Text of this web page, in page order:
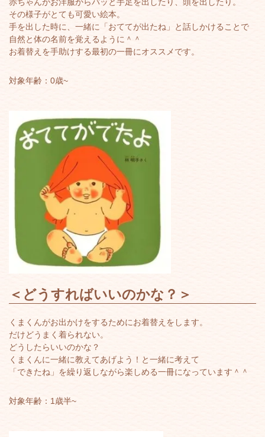
その様子がとても可愛い絵本。
手を出した時に、一緒に「おててが出たね」と話しかけることで
自然と体の名前を覚えるように＾＾
お着替えを手助けする最初の一冊にオススメです。
対象年齢：0歳~
＜ どうすればいいのかな？ ＞
くまくんがお出かけをするためにお着替えをします。
だけどうまく着られない。
どうしたらいいのかな？
くまくんに一緒に教えてあげよう！と一緒に考えて
「できたね」を繰り返しながら楽しめる一冊になっています＾＾
対象年齢：1歳半~